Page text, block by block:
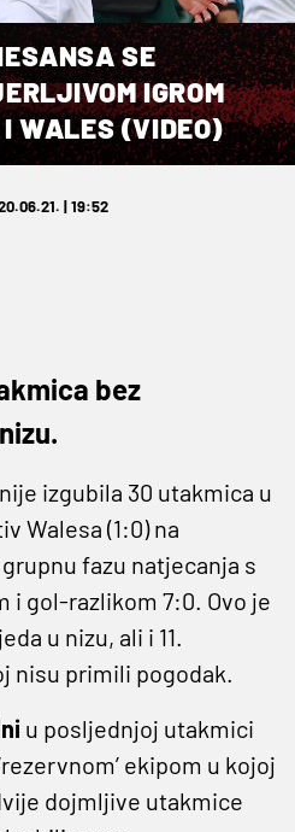
SE
IGROM
WALES (VIDEO)
| 19:52
bez
izgubila 30 utakmica u
Walesa (1:0) na
fazu natjecanja s
i gol-razlikom 7:0. Ovo je
u nizu, ali i 11.
nisu primili pogodak.
u posljednjoj utakmici
ekipom u kojoj
dojmljive utakmice